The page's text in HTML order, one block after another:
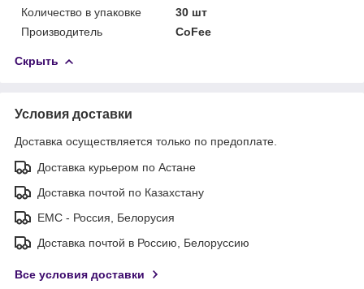
Количество в упаковке
30 шт
Производитель
CoFee
Скрыть
Условия доставки
Доставка осуществляется только по предоплате.
Доставка курьером по Астане
Доставка почтой по Казахстану
ЕМС - Россия, Белорусия
Доставка почтой в Россию, Белоруссию
Все условия доставки